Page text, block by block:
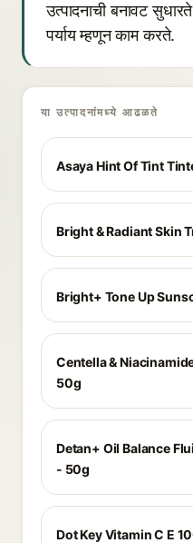
उत्पादनाची बनावट
पर्याय म्हणून काम करते.
या उत्पादनांमध्ये आढळते
Asaya Hint Of Tint
Bright & Radiant Skin
Bright+ Tone Up
Centella &
50g
Detan+ Oil Balance
- 50g
Dot Key Vitamin C E